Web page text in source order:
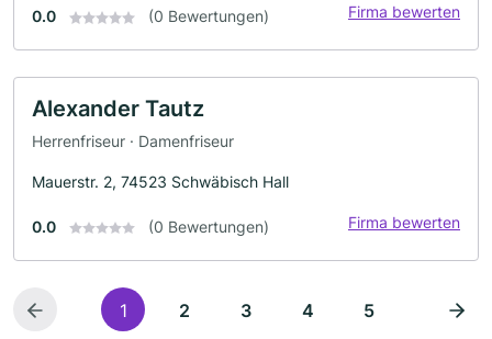
0.0 (0 Bewertungen) Firma bewerten
Alexander Tautz
Herrenfriseur · Damenfriseur
Mauerstr. 2, 74523 Schwäbisch Hall
0.0 (0 Bewertungen) Firma bewerten
1 2 3 4 5